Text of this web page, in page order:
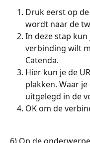
Druk eerst op
wordt naar de
In deze stap
verbinding wilt
Catenda.
Hier kun je de
plakken. Waar
uitgelegd in de
OK om de